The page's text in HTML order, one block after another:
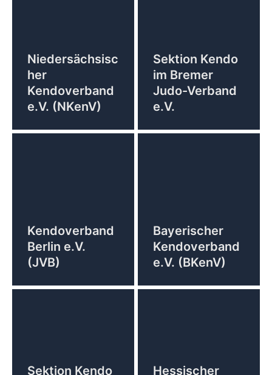
Niedersächsisc
her
Kendoverband
e.V. (NKenV)
Sektion Kendo
im Bremer
Judo-Verband
e.V.
Kendoverband
Berlin e.V.
(JVB)
Bayerischer
Kendoverband
e.V. (BKenV)
Sektion Kendo Hessischer